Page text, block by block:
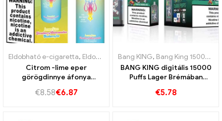
Eldobható e-cigaretta, Eldobható e-cigaretta Bulgária ,Eldobható
Citrom -lime eper
görögdinnye áfonya
€8.58€6.87
Bang KING, Bang King 15000 Puff
BANG KING digitális 15000
Puffs Lager Brémában
€5.78